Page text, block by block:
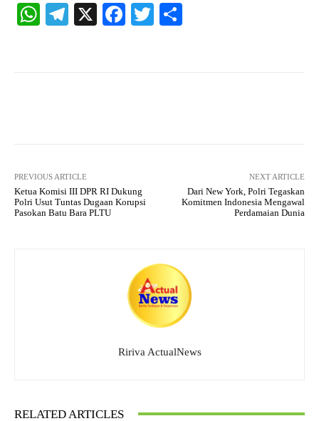
W
Te X
Fa
T
PREVIOUS ARTICLE
Ketua Komisi III DPR RI Dukung
Polri Usut Tuntas Dugaan Korupsi
Pasokan Batu Bara PLTU
NEXT ARTICLE
Dari New York, Polri Tegaskan
Komitmen Indonesia Mengawal
Perdamaian Dunia
Ririva ActualNews
RELATED ARTICLES